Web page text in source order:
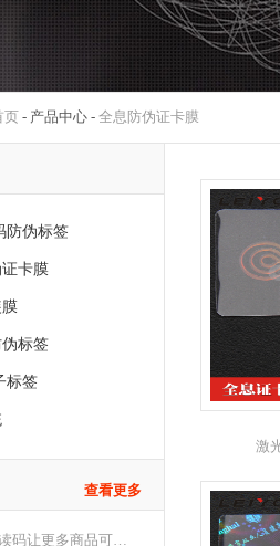
页 - 产品中心 - 全息防伪证卡膜
防伪标签
卡膜
标签
标签
查看更多
码让更多商品可…
激